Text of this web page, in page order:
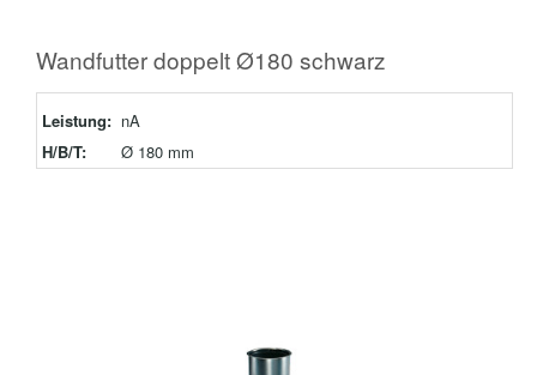
Wandfutter doppelt Ø180 schwarz
Leistung: nA
H/B/T:
Ø 180 mm